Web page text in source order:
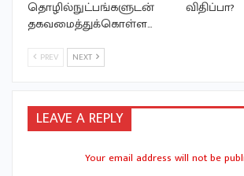
தொழில்நுட்பங்களுடன்
தகவமைத்துக்கொள்ள…
விதிப்பா?
PREV NEXT
LEAVE A REPLY
Your email address will not be